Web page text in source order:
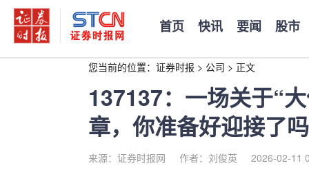
首页 快讯 要闻 股市
您当前的位置： 证券时报 > 公司 > 正文
137137：一场关于“
章，你准备好迎接了
来源：证券时报网 作者：刘俊英 2026-02-11